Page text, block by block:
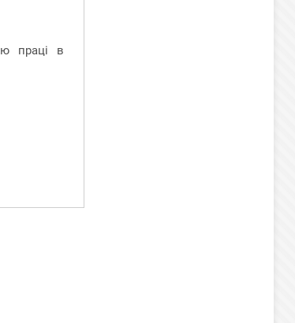
праці в